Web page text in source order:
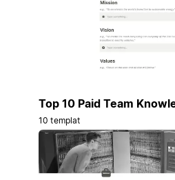
Top 10 Paid Team
10 templat